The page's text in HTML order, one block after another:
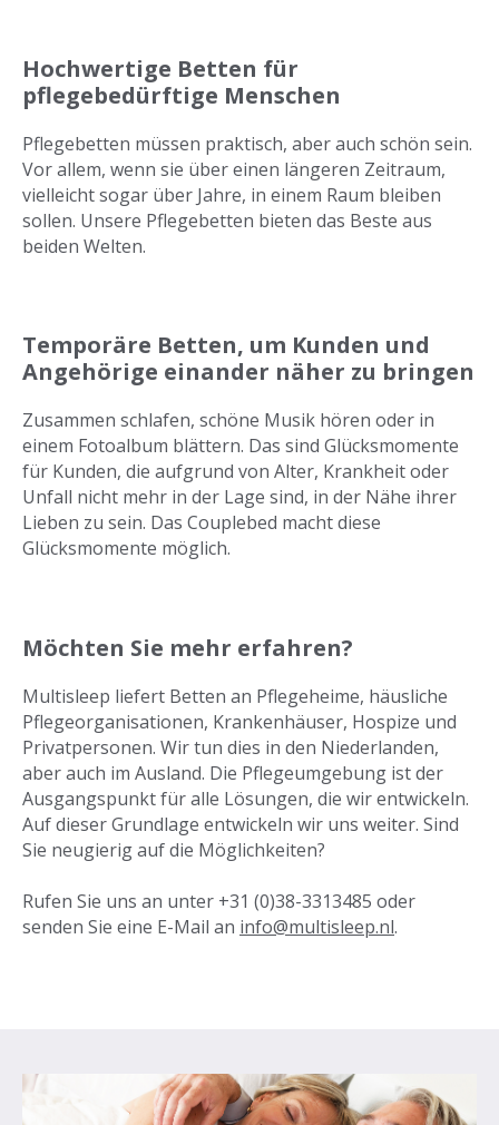
Hochwertige Betten für
pflegebedürftige Menschen
Pflegebetten müssen praktisch, aber auch schön sein.
Vor allem, wenn sie über einen längeren Zeitraum,
vielleicht sogar über Jahre, in einem Raum bleiben
sollen. Unsere Pflegebetten bieten das Beste aus
beiden Welten.
Temporäre Betten, um Kunden und
Angehörige einander näher zu bringen
Zusammen schlafen, schöne Musik hören oder in
einem Fotoalbum blättern. Das sind Glücksmomente
für Kunden, die aufgrund von Alter, Krankheit oder
Unfall nicht mehr in der Lage sind, in der Nähe ihrer
Lieben zu sein. Das Couplebed macht diese
Glücksmomente möglich.
Möchten Sie mehr erfahren?
Multisleep liefert Betten an Pflegeheime, häusliche
Pflegeorganisationen, Krankenhäuser, Hospize und
Privatpersonen. Wir tun dies in den Niederlanden,
aber auch im Ausland. Die Pflegeumgebung ist der
Ausgangspunkt für alle Lösungen, die wir entwickeln.
Auf dieser Grundlage entwickeln wir uns weiter. Sind
Sie neugierig auf die Möglichkeiten?
Rufen Sie uns an unter +31 (0)38-3313485 oder
senden Sie eine E-Mail an info@multisleep.nl.